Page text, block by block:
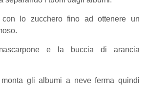
lo zucchero fino ad ottenere un
e la buccia di arancia
gli albumi a neve ferma quindi